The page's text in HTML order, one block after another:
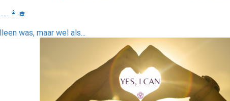
was, maar wel als...